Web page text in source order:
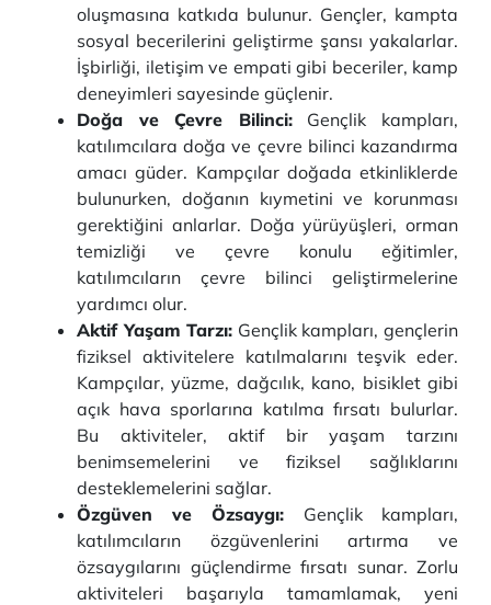
oluşmasına katkıda bulunur. Gençler, kampta
sosyal becerilerini geliştirme şansı yakalarlar.
İşbirliği, iletişim ve empati gibi beceriler, kamp
deneyimleri sayesinde güçlenir.
Doğa ve Çevre Bilinci:Gençlik kampları,
katılımcılara doğa ve çevre bilinci kazandırma
amacı güder. Kampçılar doğada etkinliklerde
bulunurken, doğanın kıymetini ve korunması
gerektiğini anlarlar. Doğa yürüyüşleri, orman
temizliği ve çevre konulu eğitimler,
katılımcıların çevre bilinci geliştirmelerine
yardımcı olur.
Aktif Yaşam Tarzı: Gençlik kampları, gençlerin
fiziksel aktivitelere katılmalarını teşvik eder.
Kampçılar, yüzme, dağcılık, kano, bisiklet gibi
açık hava sporlarına katılma fırsatı bulurlar.
Bu aktiviteler, aktif bir yaşam tarzını
benimsemelerini ve fiziksel sağlıklarını
desteklemelerini sağlar.
Özgüven ve Özsaygı: Gençlik kampları,
katılımcıların özgüvenlerini artırma ve
özsaygılarını güçlendirme fırsatı sunar. Zorlu
aktiviteleri başarıyla tamamlamak, yeni